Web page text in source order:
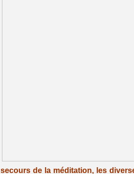
secours de la méditation, les